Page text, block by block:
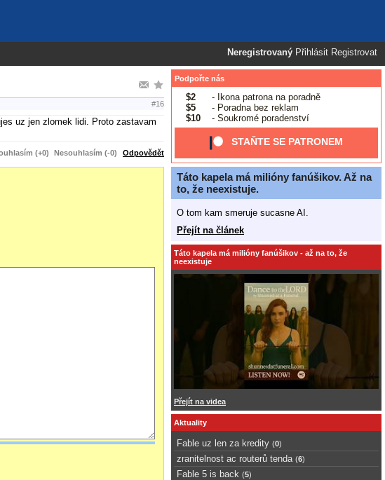
Neregistrovaný Přihlásit Registrovat
#16
uz jen zlomek lidi. Proto zastavam
(+0) Nesouhlasím (-0) Odpovědět
Podpořte nás
$2
- Ikona patrona na poradně
$5
- Poradna bez reklam
$10
- Soukromé poradenství
STAŇTE SE PATRONEM
Táto kapela má milióny fanúšikov. Až na
to, že neexistuje.
O tom kam smeruje sucasne AI.
Přejít na článek
Táto kapela má milióny fanúšikov - až na to, že
neexistuje
Přejít na videa
Aktuality
Fable uz len za kredity (0)
zranitelnost ac routerů tenda (6)
Fable 5 is back (5)